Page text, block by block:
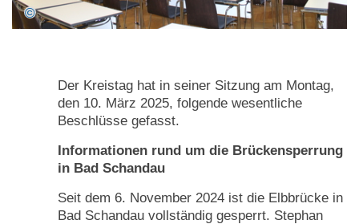
Der Kreistag hat in seiner Sitzung am Montag,
den 10. März 2025, folgende wesentliche
Beschlüsse gefasst.
Informationen rund um die Brückensperrung
in Bad Schandau
Seit dem 6. November 2024 ist die Elbbrücke in
Bad Schandau vollständig gesperrt. Stephan